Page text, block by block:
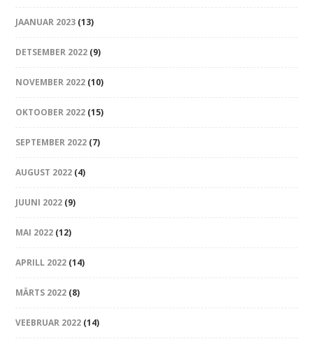
JAANUAR 2023 (13)
DETSEMBER 2022 (9)
NOVEMBER 2022 (10)
OKTOOBER 2022 (15)
SEPTEMBER 2022 (7)
AUGUST 2022 (4)
JUUNI 2022 (9)
MAI 2022 (12)
APRILL 2022 (14)
MÄRTS 2022 (8)
VEEBRUAR 2022 (14)